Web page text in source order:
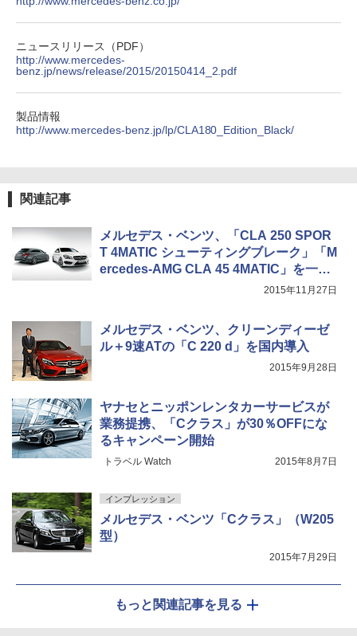
ニュースリリース（PDF）
http://www.mercedes-
benz.jp/news/release/2015/20150414_2.pdf
製品情報
http://www.mercedes-benz.jp/lp/CLA180_Edition_Black/
関連記事
メルセデス・ベンツ、「CLA 250 SPOR
T 4MATIC シューティングブレーク」「M
ercedes-AMG CLA 45 4MATIC」を一部
2015年11月27日
メルセデス・ベンツ、クリーンディーゼ
ル＋9速ATの「C 220 d」を国内導入
2015年9月28日
ヤナセとニッポンレンタカーサービスが
業務提携、「Cクラス」が30％OFFにな
るキャンペーン開始
トラベル Watch 2015年8月7日
インプレッション
メルセデス・ベンツ「Cクラス」（W205
型）
2015年7月29日
もっと関連記事を見る